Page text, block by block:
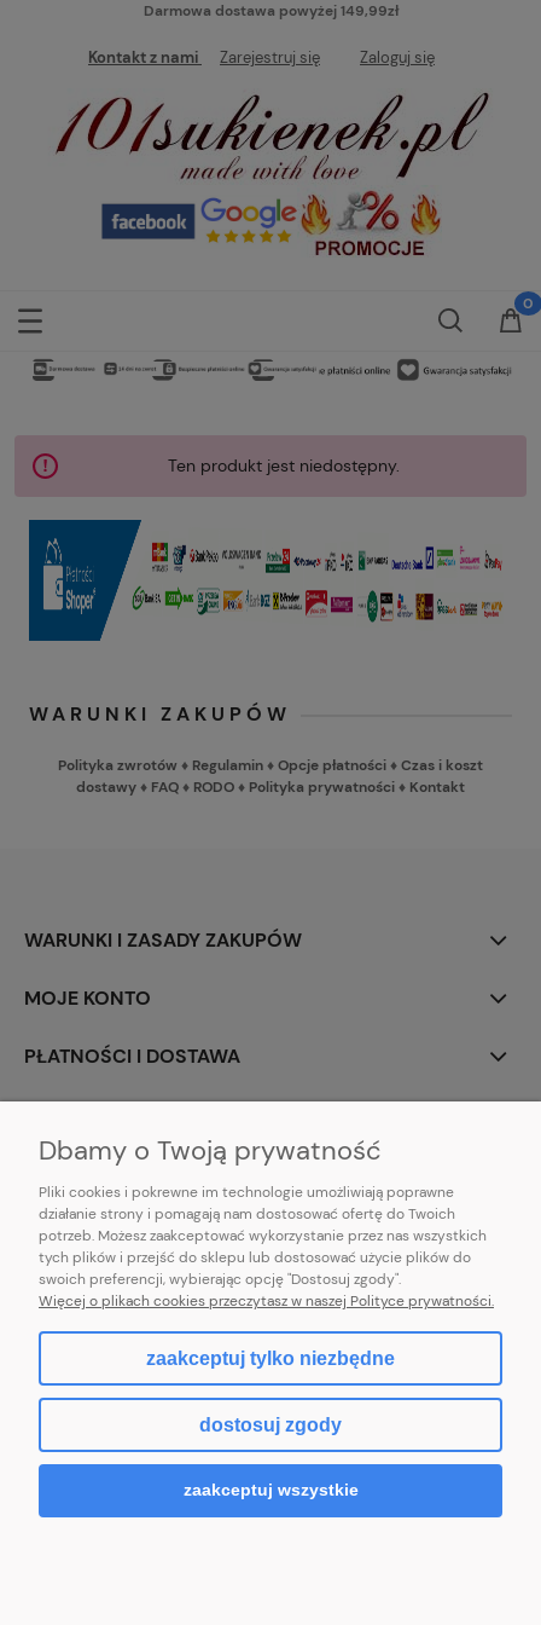
Darmowa dostawa powyżej 149,99zł
Kontakt z nami Zarejestruj się Zaloguj się
Ten produkt jest niedostępny.
WARUNKI ZAKUPÓW
Polityka zwrotów ♦ Regulamin♦Opcje płatności♦Czas i koszt
dostawy♦ FAQ♦ RODO♦ Polityka prywatności♦ Kontakt
WARUNKI I ZASADY ZAKUPÓW
MOJE KONTO
PŁATNOŚCI I DOSTAWA
E-mail:pl101sukienek@gmail.com
101sukienek.pl
ul. Piotrkowska 317/11, Łódź 93-035, woj. łódzkie
pokaż pełną wersję strony
Sklep internetowy Shoper.pl
Dbamy o Twoją prywatność
Pliki cookies i pokrewne im technologie umożliwiają poprawne
działanie strony i pomagają nam dostosować ofertę do Twoich
potrzeb. Możesz zaakceptować wykorzystanie przez nas wszystkich
tych plików i przejść do sklepu lub dostosować użycie plików do
swoich preferencji, wybierając opcję "Dostosuj zgody".
Więcej o plikach cookies przeczytasz w naszej Polityce prywatności.
zaakceptuj tylko niezbędne
dostosuj zgody
zaakceptuj wszystkie